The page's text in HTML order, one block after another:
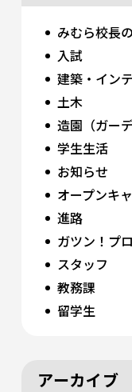
みむら校長
入試
建築・イン
土木
造園（ガーデ
学生生活
お知らせ
オープンキ
進路
ガツン！プ
スタッフ
教務課
留学生
アーカイブ